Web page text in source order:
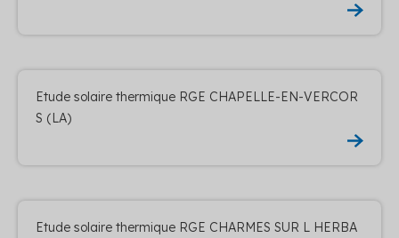
Etude solaire thermique RGE CHAPELLE-EN-VERCOR
S (LA)
Etude solaire thermique RGE CHARMES SUR L HERBA